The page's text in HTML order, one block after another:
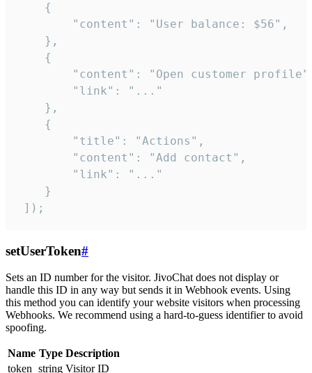
    {
        "content": "User balance: $56",
    },
    {
"content": "Open customer
        "link": "..."
    },
    {
        "title": "Actions",
        "content": "Add contact",
        "link": "..."
    }
]);
setUserToken#
Sets an ID number for the visitor. JivoChat does not display or
handle this ID in any way but sends it in Webhook events. Using
this method you can identify your website visitors when processing
Webhooks. We recommend using a hard-to-guess identifier to avoid
spoofing.
Name Type Description
token string Visitor ID